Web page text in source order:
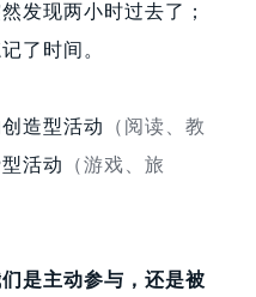
发现两小时过去了；
了时间。
造型活动
（阅读、教
活动
（游戏、旅
是主动参与，还是被